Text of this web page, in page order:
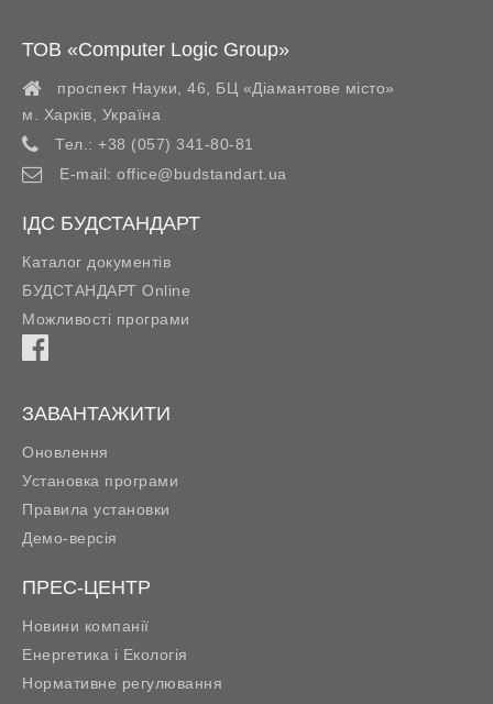
ТОВ «Computer Logic Group»
проспект Науки, 46, БЦ «Діамантове місто»
м. Харків
Україна
Тел.: +38 (057) 341-80-81
E-mail: office@budstandart.ua
ІДС БУДСТАНДАРТ
Каталог документів
БУДСТАНДАРТ Online
Можливості програми
ЗАВАНТАЖИТИ
Оновлення
Установка програми
Правила установки
Демо-версія
ПРЕС-ЦЕНТР
Новини компанії
Енергетика і Екологія
Нормативне регулювання